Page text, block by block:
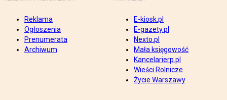
Reklama
Ogłoszenia
Prenumerata
Archiwum
E-kiosk.pl
E-gazety.pl
Nexto.pl
Mała księgowość
Kancelarierp.pl
Wieści Rolnicze
Życie Warszawy